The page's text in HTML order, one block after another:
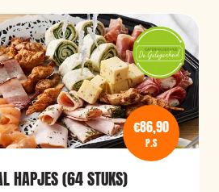
€86,90
P.S
HAPJES (64 STUKS)